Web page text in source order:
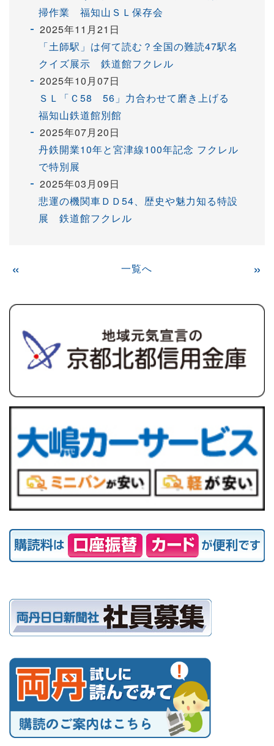
掃作業 福知山ＳＬ保存会
2025年11月21日
「土師駅」は何て読む？全国の難読47駅名
クイズ展示 鉄道館フクレル
2025年10月07日
ＳＬ「Ｃ58 56」力合わせて磨き上げる
福知山鉄道館別館
2025年07月20日
丹鉄開業10年と宮津線100年記念 フクレル
で特別展
2025年03月09日
悲運の機関車ＤＤ54、歴史や魅力知る特設
展 鉄道館フクレル
« 一覧へ